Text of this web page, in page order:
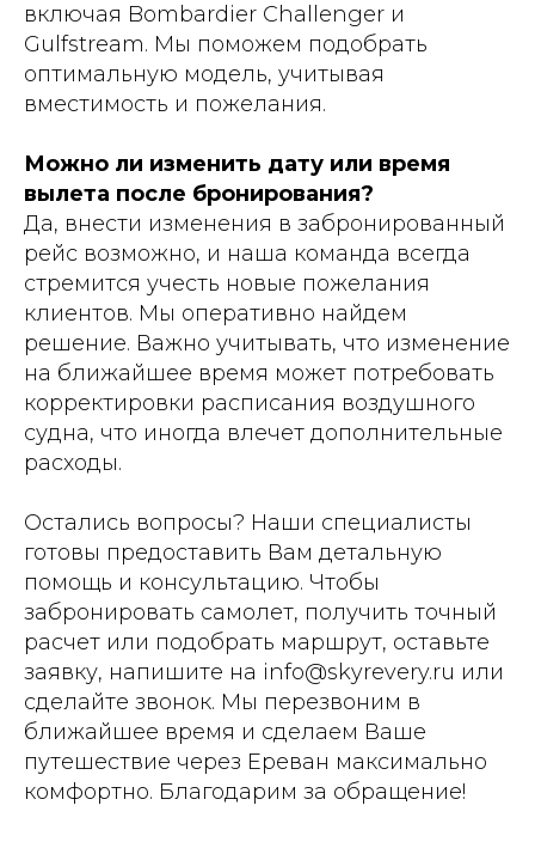
включая Bombardier Challenger и
Gulfstream. Мы поможем подобрать
оптимальную модель, учитывая
вместимость и пожелания.
Можно ли изменить дату или время
вылета после бронирования?
Да, внести изменения в забронированный
рейс возможно, и наша команда всегда
стремится учесть новые пожелания
клиентов. Мы оперативно найдем
решение. Важно учитывать, что изменение
на ближайшее время может потребовать
корректировки расписания воздушного
судна, что иногда влечет дополнительные
расходы.
Остались вопросы? Наши специалисты
готовы предоставить Вам детальную
помощь и консультацию. Чтобы
забронировать самолет, получить точный
расчет или подобрать маршрут, оставьте
заявку, напишите на info@skyrevery.ru или
сделайте звонок. Мы перезвоним в
ближайшее время и сделаем Ваше
путешествие через Ереван максимально
комфортно. Благодарим за обращение!